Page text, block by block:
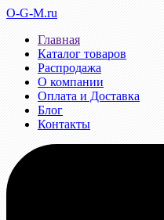
O-G-M.ru
Главная
Каталог товаров
Распродажа
О компании
Оплата и Доставка
Блог
Контакты